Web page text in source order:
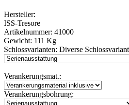
Hersteller:
ISS-Tresore
Artikelnummer: 41000
Gewicht: 111 Kg
Schlossvarianten: Diverse
Verankerungsmat.:
Verankerungsbohrung: